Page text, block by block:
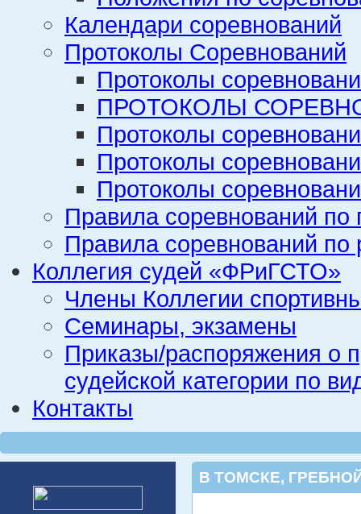
Календари соревнований
Протоколы Соревнований
Протоколы
ПРОТОКОЛЫ
Протоколы
Протоколы
Протоколы
Правила соревнований по
Правила соревнований по
Коллегия судей «ФРиГСТО»
Члены Коллегии
Семинары, экзамены
Приказы/распоряжения о
судейской категории по
Контакты
В ТОМСКЕ,